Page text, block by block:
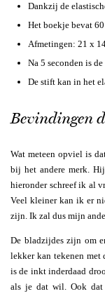
Dankzij de
Het boekje bevat 60
Afmetingen: 21 x
Na 5 seconden is
De stift kan in het
Bevindingen
Wat meteen opviel is
bij het andere merk.
hieronder schreef ik al
Veel kleiner kan ik er
zijn. Ik zal dus mijn
De bladzijdes zijn om
lekker kan tekenen
is de inkt inderdaad
als je dat wil. Ook dat